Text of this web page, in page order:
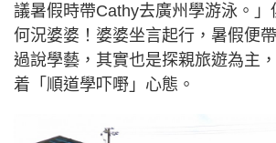
議暑假時帶Cathy去廣州學游泳。」
何況婆婆！婆婆坐言起行，暑假便
過說學藝，其實也是探親旅遊為主
着「順道學吓嘢」心態。